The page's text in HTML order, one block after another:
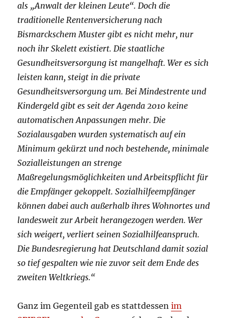
als „Anwalt der kleinen Leute“. Doch die
traditionelle Rentenversicherung nach
Bismarckschem Muster gibt es nicht mehr, nur
noch ihr Skelett existiert. Die staatliche
Gesundheitsversorgung ist mangelhaft. Wer es sich
leisten kann, steigt in die private
Gesundheitsversorgung um. Bei Mindestrente und
Kindergeld gibt es seit der Agenda 2010 keine
automatischen Anpassungen mehr. Die
Sozialausgaben wurden systematisch auf ein
Minimum gekürzt und noch bestehende, minimale
Sozialleistungen an strenge
Maßregelungsmöglichkeiten und Arbeitspflicht für
die Empfänger gekoppelt. Sozialhilfeempfänger
können dabei auch außerhalb ihres Wohnortes und
landesweit zur Arbeit herangezogen werden. Wer
sich weigert, verliert seinen Sozialhilfeanspruch.
Die Bundesregierung hat Deutschland damit sozial
so tief gespalten wie nie zuvor seit dem Ende des
zweiten Weltkriegs.“
Ganz im Gegenteil gab es stattdessenim